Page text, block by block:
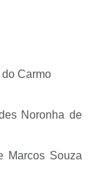
Carmo
Noronha de
Marcos Souza